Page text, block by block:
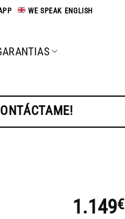
WE SPEAK ENGLISH
1.149€